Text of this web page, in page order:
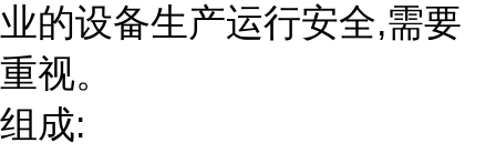
业的设备生产运行安全,需要
重视。
组成: